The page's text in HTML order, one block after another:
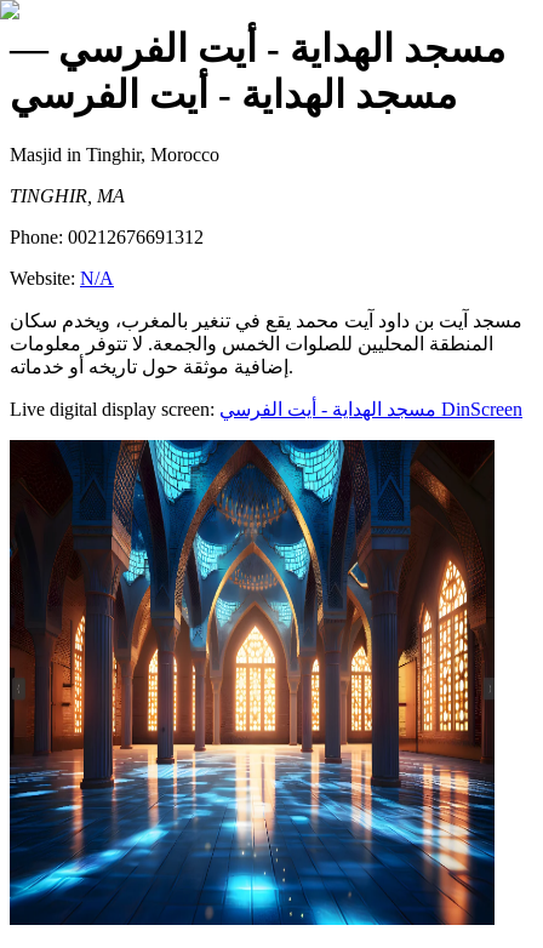
مسجد الهداية - أيت الفرسي —
مسجد الهداية - أيت الفرسي
Masjid in Tinghir, Morocco
TINGHIR, MA
Phone: 00212676691312
Website: N/A
مسجد آيت بن داود آيت محمد يقع في تنغير بالمغرب، ويخدم سكان
المنطقة المحليين للصلوات الخمس والجمعة. لا تتوفر معلومات
إضافية موثقة حول تاريخه أو خدماته.
Live digital display screen: مسجد الهداية - أيت الفرسي DinScreen